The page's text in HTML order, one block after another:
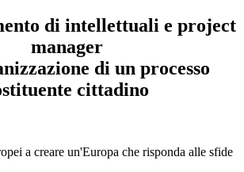
di intellettuali e project
manager
di un processo
cittadino
a creare un'Europa che risponda alle sfide